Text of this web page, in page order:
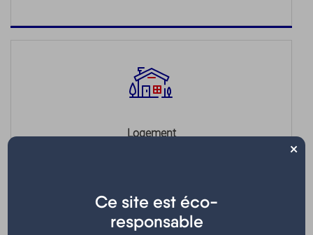
Logement
Ce site est éco-
responsable
×